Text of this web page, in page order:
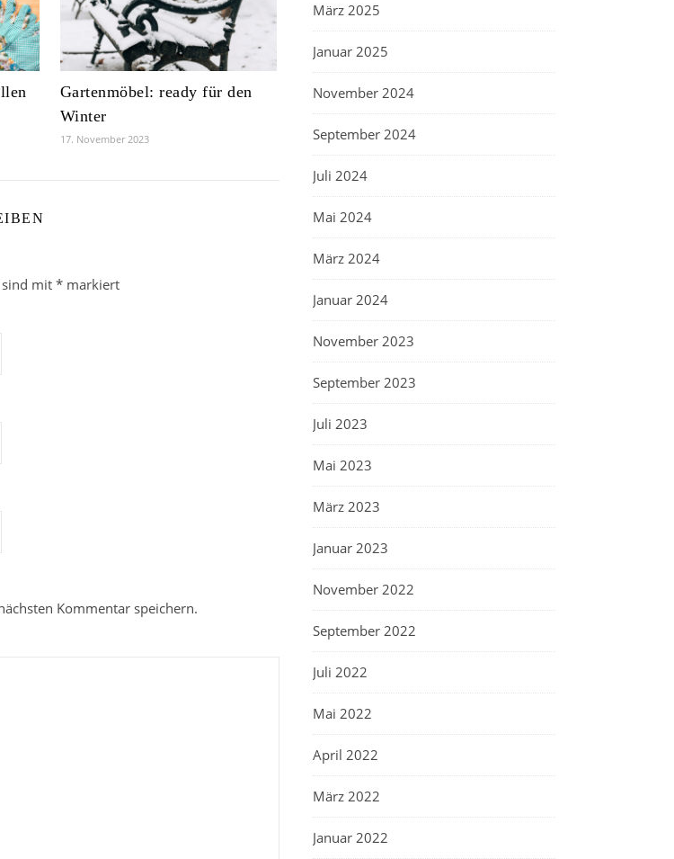
Gartenmöbel: ready für den
Winter
17. November 2023
mit* markiert
Kommentar speichern.
März 2025
Januar 2025
November 2024
September 2024
Juli 2024
Mai 2024
März 2024
Januar 2024
November 2023
September 2023
Juli 2023
Mai 2023
März 2023
Januar 2023
November 2022
September 2022
Juli 2022
Mai 2022
April 2022
März 2022
Januar 2022